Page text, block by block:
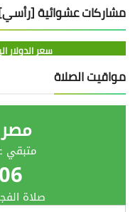
مشاركات عشوائية
سعر الدولار
مواقيت الصلاة